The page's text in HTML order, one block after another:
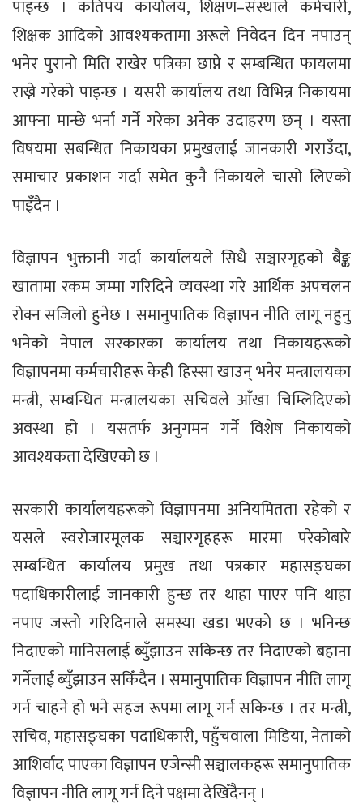
पाइन्छ । कतिपय कार्यालय, शिक्षण–संस्थाले कर्मचारी,
शिक्षक आदिको आवश्यकतामा अरूले निवेदन दिन नपाउन्
भनेर पुरानो मिति राखेर पत्रिका छाप्ने र सम्बन्धित फायलमा
राख्ने गरेको पाइन्छ । यसरी कार्यालय तथा विभिन्न निकायमा
आफ्ना मान्छे भर्ना गर्ने गरेका अनेक उदाहरण छन् । यस्ता
विषयमा सबन्धित निकायका प्रमुखलाई जानकारी गराउँदा,
समाचार प्रकाशन गर्दा समेत कुनै निकायले चासो लिएको
पाइँदैन ।
विज्ञापन भुक्तानी गर्दा कार्यालयले सिधै सञ्चारगृहको बैङ्क
खातामा रकम जम्मा गरिदिने व्यवस्था गरे आर्थिक अपचलन
रोक्न सजिलो हुनेछ । समानुपातिक विज्ञापन नीति लागू नहुनु
भनेको नेपाल सरकारका कार्यालय तथा निकायहरूको
विज्ञापनमा कर्मचारीहरू केही हिस्सा खाउन् भनेर मन्त्रालयका
मन्त्री, सम्बन्धित मन्त्रालयका सचिवले आँखा चिम्लिदिएको
अवस्था हो । यसतर्फ अनुगमन गर्ने विशेष निकायको
आवश्यकता देखिएको छ ।
सरकारी कार्यालयहरूको विज्ञापनमा अनियमितता रहेको र
यसले स्वरोजारमूलक सञ्चारगृहहरू मारमा परेकोबारे
सम्बन्धित कार्यालय प्रमुख तथा पत्रकार महासङ्घका
पदाधिकारीलाई जानकारी हुन्छ तर थाहा पाएर पनि थाहा
नपाए जस्तो गरिदिनाले समस्या खडा भएको छ । भनिन्छ
निदाएको मानिसलाई ब्युँझाउन सकिन्छ तर निदाएको बहाना
गर्नेलाई ब्युँझाउन सकिँदैन । समानुपातिक विज्ञापन नीति लागू
गर्न चाहने हो भने सहज रूपमा लागू गर्न सकिन्छ । तर मन्त्री,
सचिव, महासङ्घका पदाधिकारी, पहुँचवाला मिडिया, नेताको
आशिर्वाद पाएका विज्ञापन एजेन्सी सञ्चालकहरू समानुपातिक
विज्ञापन नीति लागू गर्न दिने पक्षमा देखिँदैनन् ।